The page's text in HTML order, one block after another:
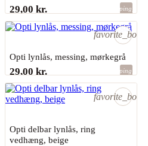
29,00 kr. shopping_bag
Sidste varer på lager
favorite_border
Opti lynlås, messing, mørkegrå
29,00 kr. shopping_bag
Sidste varer på lager
favorite_border
Opti delbar lynlås, ring
vedhæng, beige